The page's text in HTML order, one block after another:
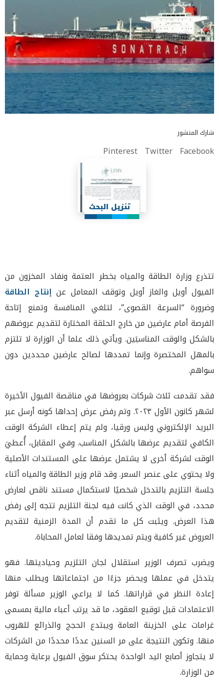
شارك المنشور
Facebook
Twitter
Pinterest
تنزيل البحث
تتذرع وزارة الطاقة والمياه بخطر العتمة ونفاد المخزون من
الفيول أويل والغاز أويل وتوقف المعامل عن إنتاج الطاقة
وضرورة “السرعة القصوى”، لتلغي المنافسة وتمنع إتاحة
الفرصة أمام عارضين من خارج الحلقة المختارة لتقديم عروضهم
بالشكل والوقت المناسبَين. ويأتي ذلك علما أن الوزارة لا تلتزم
بالمهل المختصرة وإنما تمددها لصالح عارضين محددين دون
سواهم.
فقد تقدمت ثلاث شركات بعروضها في مناقصة الفيول الأخيرة
لشهر كانون الأول ٢٠٢٣. وتم رفض عرض إحداها كونه أرسل عبر
البريد الإلكتروني وليس ورقيا، ولم يتم إعطاء الشركة الوقت
الكافي لتقديم عرضها بالشكل المناسب. وفي المقابل، أُعطيَ
الوقت لشركة أخرى لا يشتمل عرضها على المستندات الأصلية
ولا يحتوي على عنصر السعر. وقد قام وزير الطاقة والمياه أثناء
جلسة التلزيم بالتدخل شخصيًا لاستكمال مستند ناقص لعارض
محدد، في الوقت الذي كانت فيه لجنة التلزيم تتجه إلى رفض
هذا العرض. ويثبت كل ما تقدم أن المدة الزمنية لتقديم
العروض غير كافية ويتم تمديدها وفقا لعامل المحاباة.
ويضرب تصرف الوزير استقلال لجان التلزيم وحياديتها. فهو
يتدخل في عملها ويحضر جزءًا من اجتماعاتها ويطلب منها
إعادة النظر في قراراتها. كما لا يراعي الوزير مسألة توفر
الاعتمادات قبل توقيع العقود، ما قد يرتب أعباء مالية بمسمى
غرامات على الخزينة العامة ويبتدع الحجج والذرائع للهروب
منها. وتكون النتيجة على مر السنين عددًا محددًا من الشركات
لا يتجاوز أصابع اليد الواحدة يحتكر سوق الفيول برعاية وحماية
من الوزارة.